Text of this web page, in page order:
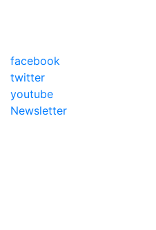
facebook
twitter
youtube
Newsletter